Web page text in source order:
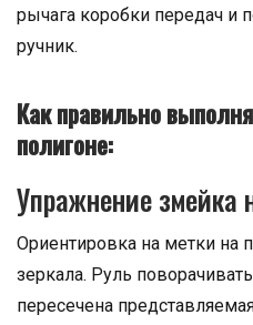
рычага коробки передач и
ручник.
Как правильно
полигоне:
Упражнение змейка
Ориентировка на метки на
зеркала. Руль
пересечена